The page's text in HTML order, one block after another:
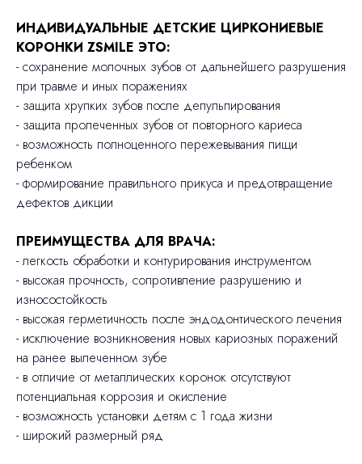
ИНДИВИДУАЛЬНЫЕ ДЕТСКИЕ ЦИРКОНИЕВЫЕ
КОРОНКИ ZSMILE ЭТО:
- сохранение молочных зубов от дальнейшего разрушения
при травме и иных поражениях
- защита хрупких зубов после депульпирования
- защита пролеченных зубов от повторного кариеса
- возможность полноценного пережевывания пищи
ребенком
- формирование правильного прикуса и предотвращение
дефектов дикции
ПРЕИМУЩЕСТВА ДЛЯ ВРАЧА:
- легкость обработки и контурирования инструментом
- высокая прочность, сопротивление разрушению и
износостойкость
- высокая герметичность после эндодонтического лечения
- исключение возникновения новых кариозных поражений
на ранее вылеченном зубе
- в отличие от металлических коронок отсутствуют
потенциальная коррозия и окисление
- возможность установки детям с 1 года жизни
- широкий размерный ряд